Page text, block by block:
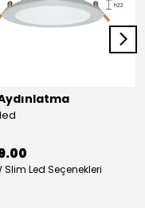
Slim Led Seçenekleri